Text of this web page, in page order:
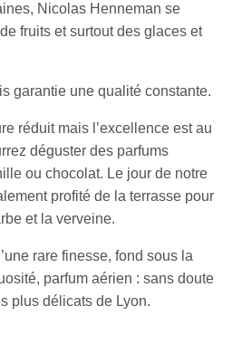
Nicolas Henneman se
fruits et surtout des glaces et
garantie une qualité constante.
réduit mais l’excellence est au
déguster des parfums
ou chocolat. Le jour de notre
profité de la terrasse pour
et la verveine.
rare finesse, fond sous la
parfum aérien : sans doute
plus délicats de Lyon.